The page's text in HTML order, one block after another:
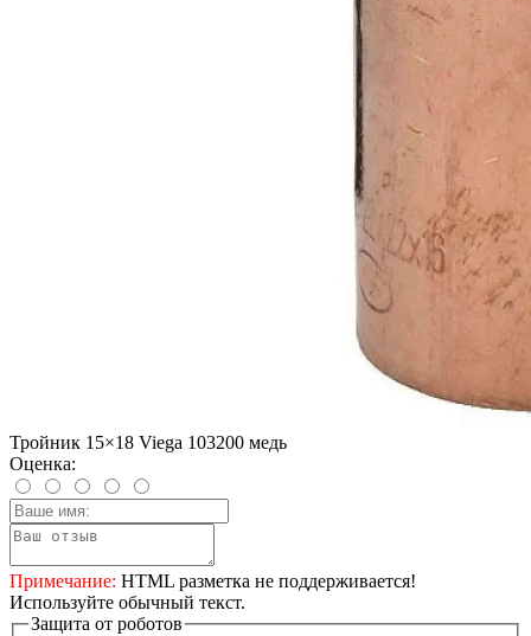
Тройник 15×18 Viega 103200 медь
Оценка:
Примечание: HTML разметка не поддерживается!
Используйте обычный текст.
Защита от роботов